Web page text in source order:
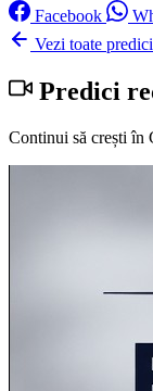
Facebook
Vezi toate
Predici
Continui să crești în